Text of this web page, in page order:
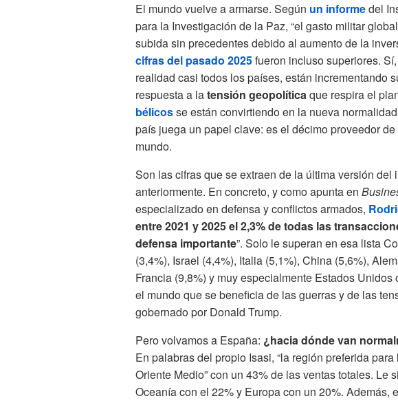
El mundo vuelve a armarse. Según un informedel
para la Investigación de la Paz, “el gasto militar
subida sin precedentes debido al aumento de la
cifras del pasado 2025fueron incluso superiores.
realidad casi todos los países, están incrementando
respuesta a latensión geopolíticaque respira el
bélicosse están convirtiendo en la nueva
país juega un papel clave: es el décimo proveedor
mundo.
Son las cifras que se extraen de la última versión del
anteriormente. En concreto, y como apunta en
especializado en defensa y conflictos armados,
entre 2021 y 2025 el 2,3% de todas las
defensa importante”. Solo le superan en esa lista
(3,4%), Israel (4,4%), Italia (5,1%), China (5,6%),
Francia (9,8%) y muy especialmente Estados
el mundo que se beneficia de las guerras y de las
gobernado por Donald Trump.
Pero volvamos a España: ¿hacia dónde van
En palabras del propio Isasi, “la región preferida
Oriente Medio” con un 43% de las ventas totales. Le
Oceanía con el 22% y Europa con un 20%. Además,